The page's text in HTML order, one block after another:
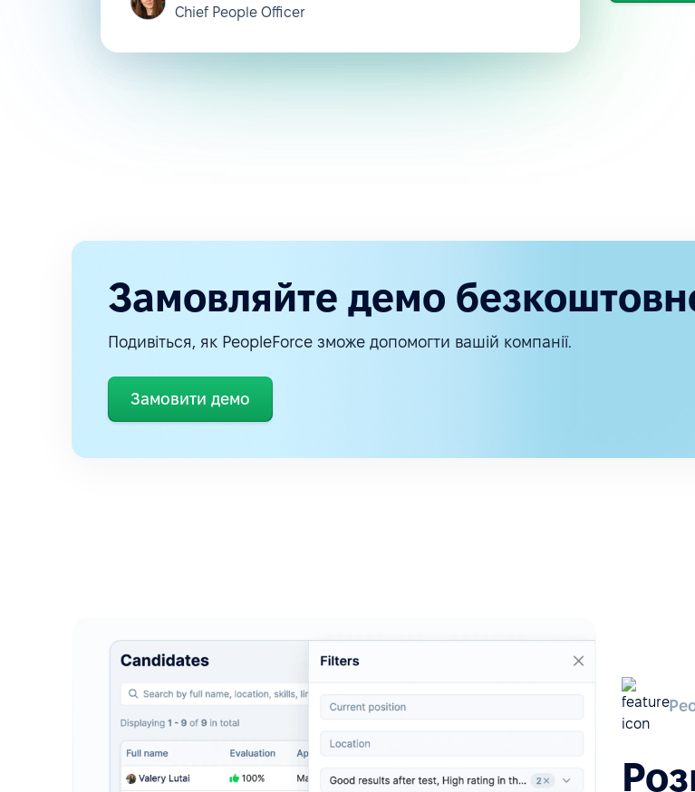
Chief People Officer
Замовляйте демо
Подивіться, як PeopleForce зможе допомогти вашій компанії.
Замовити демо